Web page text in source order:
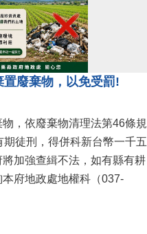
廢棄物，以免受罰!
，依廢棄物清理法第46條規
徒刑，得併科新台幣一千五
加強查緝不法，如有縣有耕
府地政處地權科（037-